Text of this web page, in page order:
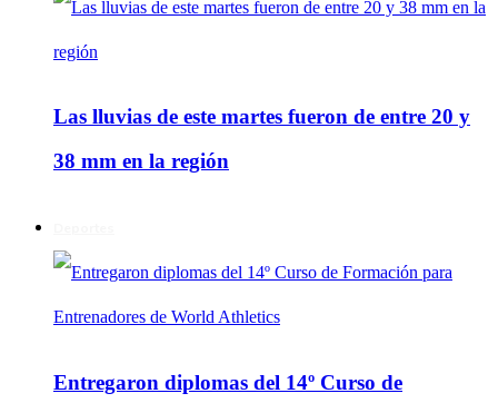
Las lluvias de este martes fueron de entre 20 y
38 mm en la región
Entregaron diplomas del 14º Curso de